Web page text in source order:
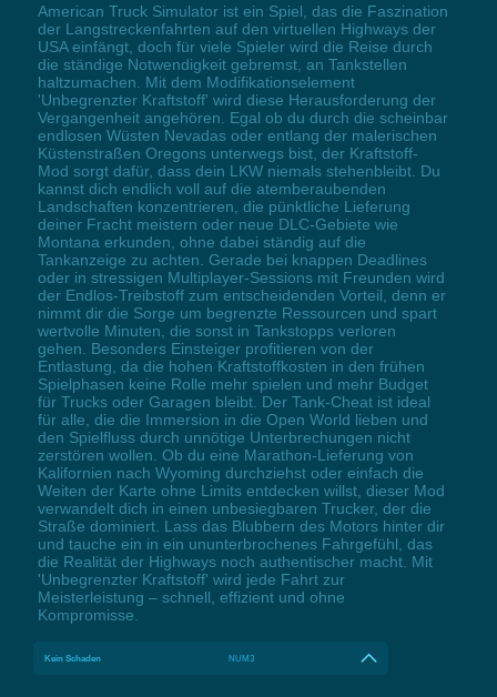
American Truck Simulator ist ein Spiel, das die Faszination
der Langstreckenfahrten auf den virtuellen Highways der
USA einfängt, doch für viele Spieler wird die Reise durch
die ständige Notwendigkeit gebremst, an Tankstellen
haltzumachen. Mit dem Modifikationselement
'Unbegrenzter Kraftstoff' wird diese Herausforderung der
Vergangenheit angehören. Egal ob du durch die scheinbar
endlosen Wüsten Nevadas oder entlang der malerischen
Küstenstraßen Oregons unterwegs bist, der Kraftstoff-
Mod sorgt dafür, dass dein LKW niemals stehenbleibt. Du
kannst dich endlich voll auf die atemberaubenden
Landschaften konzentrieren, die pünktliche Lieferung
deiner Fracht meistern oder neue DLC-Gebiete wie
Montana erkunden, ohne dabei ständig auf die
Tankanzeige zu achten. Gerade bei knappen Deadlines
oder in stressigen Multiplayer-Sessions mit Freunden wird
der Endlos-Treibstoff zum entscheidenden Vorteil, denn er
nimmt dir die Sorge um begrenzte Ressourcen und spart
wertvolle Minuten, die sonst in Tankstopps verloren
gehen. Besonders Einsteiger profitieren von der
Entlastung, da die hohen Kraftstoffkosten in den frühen
Spielphasen keine Rolle mehr spielen und mehr Budget
für Trucks oder Garagen bleibt. Der Tank-Cheat ist ideal
für alle, die die Immersion in die Open World lieben und
den Spielfluss durch unnötige Unterbrechungen nicht
zerstören wollen. Ob du eine Marathon-Lieferung von
Kalifornien nach Wyoming durchziehst oder einfach die
Weiten der Karte ohne Limits entdecken willst, dieser Mod
verwandelt dich in einen unbesiegbaren Trucker, der die
Straße dominiert. Lass das Blubbern des Motors hinter dir
und tauche ein in ein ununterbrochenes Fahrgefühl, das
die Realität der Highways noch authentischer macht. Mit
'Unbegrenzter Kraftstoff' wird jede Fahrt zur
Meisterleistung – schnell, effizient und ohne
Kompromisse.
Kein Schaden NUM3